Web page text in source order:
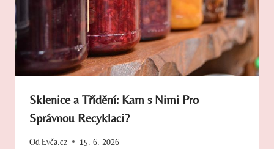
Sklenice a Třídění: Kam s Nimi Pro
Správnou Recyklaci?
Od Evča.cz 15. 6. 2026